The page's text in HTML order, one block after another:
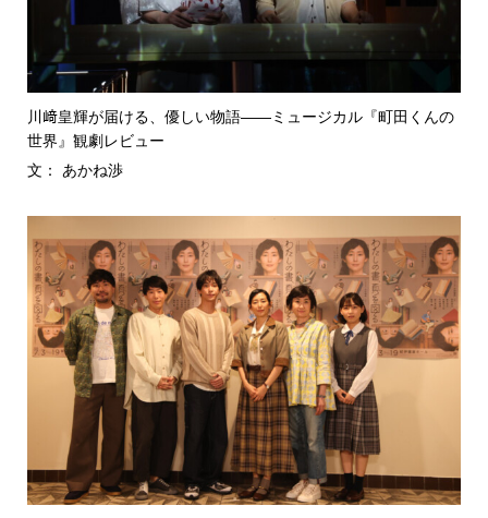
川﨑皇輝が届ける、優しい物語――ミュージカル『町田くんの
世界』観劇レビュー
文： あかね渉